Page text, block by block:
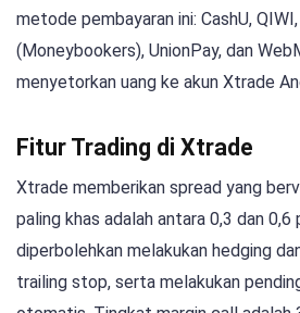
metode pembayaran ini: CashU, QIWI,
(Moneybookers), UnionPay, dan
menyetorkan uang ke akun Xtrade
Fitur Trading di Xtrade
Xtrade memberikan spread yang
paling khas adalah antara 0,3 dan 0,6
diperbolehkan melakukan hedging
trailing stop, serta melakukan